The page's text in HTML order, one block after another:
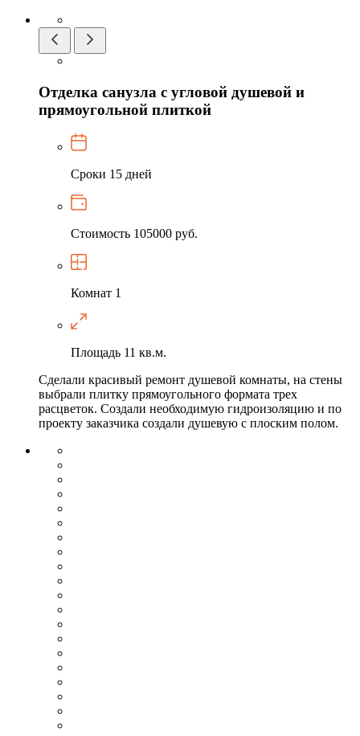
Отделка санузла с угловой душевой и
прямоугольной плиткой
Сроки 15 дней
Стоимость 105000 руб.
Комнат 1
Площадь 11 кв.м.
Сделали красивый ремонт душевой комнаты, на стены
выбрали плитку прямоугольного формата трех
расцветок. Создали необходимую гидроизоляцию и по
проекту заказчика создали душевую с плоским полом.